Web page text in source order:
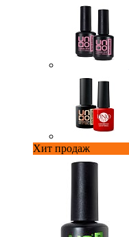
Хит продаж